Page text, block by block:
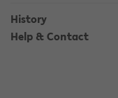
History
Help & Contact